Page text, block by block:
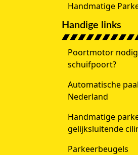
Handmatige
Handige links
Poortmotor
schuifpoort?
Automatische
Nederland
Handmatige
gelijksluitende
Parkeerbeugels